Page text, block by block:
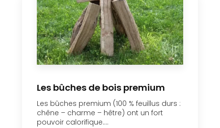
Les bûches de bois premium
Les bûches premium (100 % feuillus durs :
chêne – charme – hêtre) ont un fort
pouvoir calorifique....